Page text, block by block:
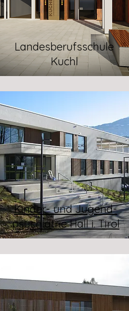
Landesberufsschule
Kuchl
Kinder- und Jugend-
psychiatrie Hall i. Tirol